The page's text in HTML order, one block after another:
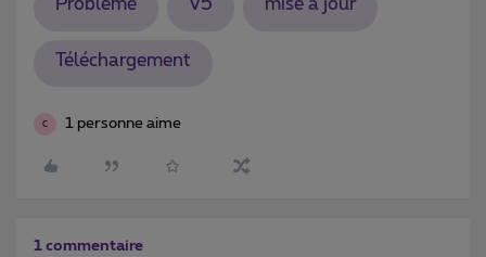
Probleme V5 mise à jour
Téléchargement
C 1 personne aime
1 commentaire